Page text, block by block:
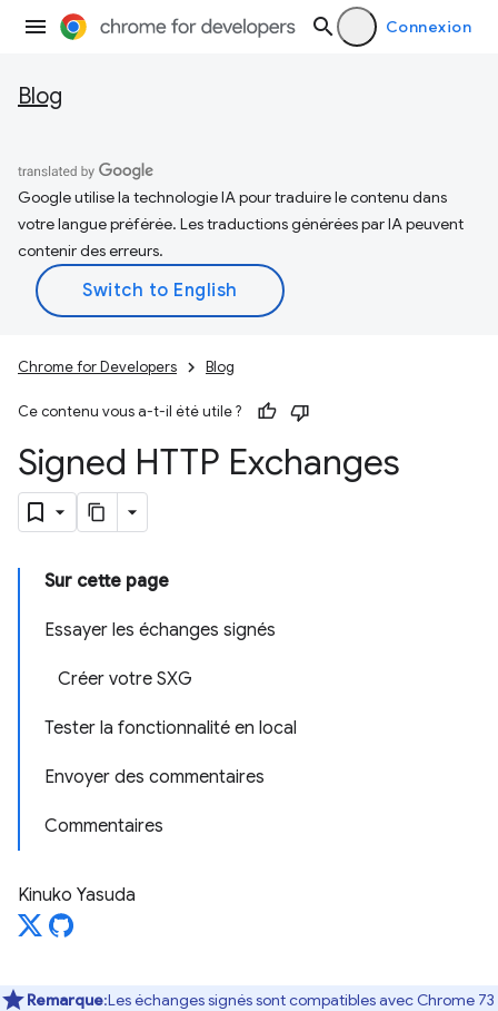
Connexion
Blog
Google utilise la technologie IA pour traduire le contenu dans
votre langue préférée. Les traductions générées par IA peuvent
contenir des erreurs.
Chrome for Developers Blog
Ce contenu vous a-t-il été utile ?
Signed HTTP Exchanges
Sur cette page
Essayer les échanges signés
Créer votre SXG
Tester la fonctionnalité en local
Envoyer des commentaires
Commentaires
Kinuko Yasuda
Remarque:Les échanges signés sont compatibles avec Chrome 73